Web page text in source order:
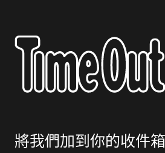
將我們加到你的收件箱